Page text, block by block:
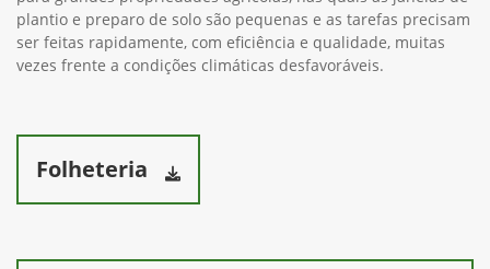
plantio e preparo de solo são pequenas e as tarefas precisam
ser feitas rapidamente, com eficiência e qualidade, muitas
vezes frente a condições climáticas desfavoráveis.
Folheteria